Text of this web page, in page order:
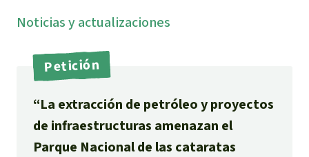
Metales
Aceite de palma
Indonesia
Noti­cias y actuali­zaciones
Petición
“La extracción de petróleo y proyectos
de infraestructuras amenazan el
Parque Nacional de las cataratas